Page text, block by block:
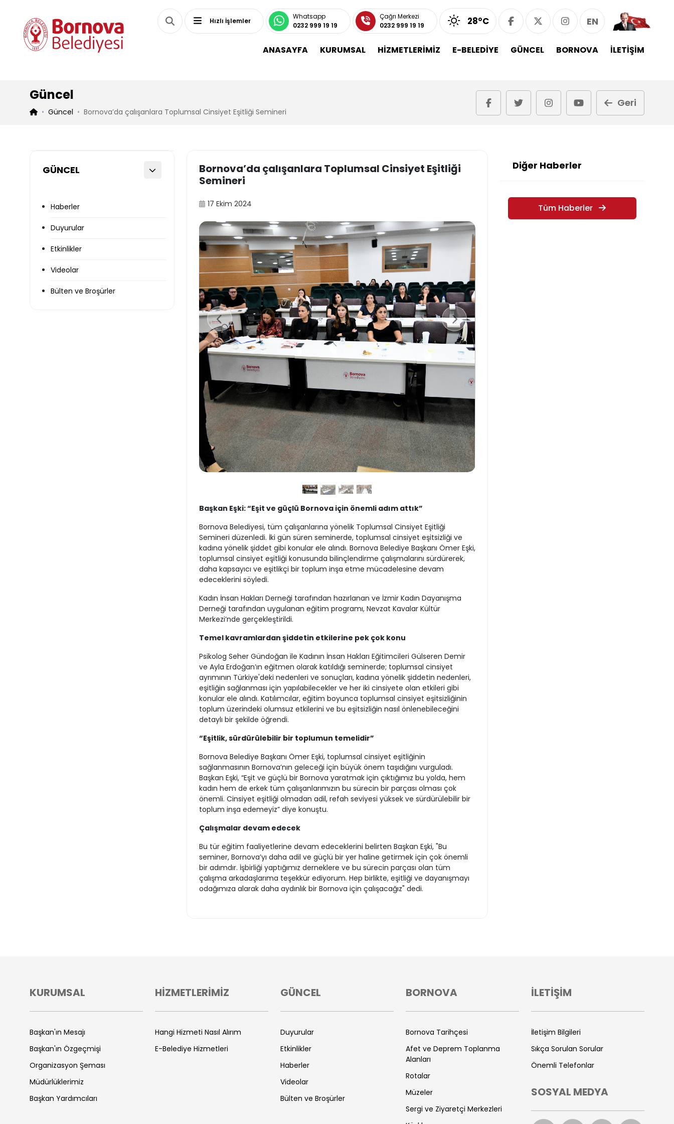
Hızlı İşlemler
Whatsapp
0232 999 19 19
Çağrı Merkezi
0232 999 19 19
28°C EN
ANASAYFA KURUMSAL HİZMETLERİMİZ E-BELEDİYE GÜNCEL BORNOVA İLETİŞİM
Güncel
Güncel Bornova’da çalışanlara Toplumsal Cinsiyet Eşitliği Semineri
Geri
GÜNCEL
Haberler
Duyurular
Etkinlikler
Videolar
Bülten ve Broşürler
Bornova’da çalışanlara Toplumsal Cinsiyet Eşitliği
Semineri
17 Ekim 2024
Başkan Eşki: “Eşit ve güçlü Bornova için önemli adım attık”
Bornova Belediyesi, tüm çalışanlarına yönelik Toplumsal Cinsiyet Eşitliği
Semineri düzenledi. İki gün süren seminerde, toplumsal cinsiyet eşitsizliği ve
kadına yönelik şiddet gibi konular ele alındı. Bornova Belediye Başkanı Ömer Eşki,
toplumsal cinsiyet eşitliği konusunda bilinçlendirme çalışmalarını sürdürerek,
daha kapsayıcı ve eşitlikçi bir toplum inşa etme mücadelesine devam
edeceklerini söyledi.
Kadın İnsan Hakları Derneği tarafından hazırlanan ve İzmir Kadın Dayanışma
Derneği tarafından uygulanan eğitim programı, Nevzat Kavalar Kültür
Merkezi’nde gerçekleştirildi.
Temel kavramlardan şiddetin etkilerine pek çok konu
Psikolog Seher Gündoğan ile Kadının İnsan Hakları Eğitimcileri Gülseren Demir
ve Ayla Erdoğan’ın eğitmen olarak katıldığı seminerde; toplumsal cinsiyet
ayrımının Türkiye'deki nedenleri ve sonuçları, kadına yönelik şiddetin nedenleri,
eşitliğin sağlanması için yapılabilecekler ve her iki cinsiyete olan etkileri gibi
konular ele alındı. Katılımcılar, eğitim boyunca toplumsal cinsiyet eşitsizliğinin
toplum üzerindeki olumsuz etkilerini ve bu eşitsizliğin nasıl önlenebileceğini
detaylı bir şekilde öğrendi.
“Eşitlik, sürdürülebilir bir toplumun temelidir”
Bornova Belediye Başkanı Ömer Eşki, toplumsal cinsiyet eşitliğinin
sağlanmasının Bornova’nın geleceği için büyük önem taşıdığını vurguladı.
Başkan Eşki, “Eşit ve güçlü bir Bornova yaratmak için çıktığımız bu yolda, hem
kadın hem de erkek tüm çalışanlarımızın bu sürecin bir parçası olması çok
önemli. Cinsiyet eşitliği olmadan adil, refah seviyesi yüksek ve sürdürülebilir bir
toplum inşa edemeyiz” diye konuştu.
Çalışmalar devam edecek
Bu tür eğitim faaliyetlerine devam edeceklerini belirten Başkan Eşki, "Bu
seminer, Bornova’yı daha adil ve güçlü bir yer haline getirmek için çok önemli
bir adımdır. İşbirliği yaptığımız derneklere ve bu sürecin parçası olan tüm
çalışma arkadaşlarıma teşekkür ediyorum. Hep birlikte, eşitliği ve dayanışmayı
odağımıza alarak daha aydınlık bir Bornova için çalışacağız" dedi.
Diğer Haberler
Tüm Haberler
KURUMSAL
Başkan'ın Mesajı
Başkan'ın Özgeçmişi
Organizasyon Şeması
Müdürlüklerimiz
Başkan Yardımcıları
HİZMETLERİMİZ
Hangi Hizmeti Nasıl Alırım
E-Belediye Hizmetleri
GÜNCEL
Duyurular
Etkinlikler
Haberler
Videolar
Bülten ve Broşürler
BORNOVA
Bornova Tarihçesi
Afet ve Deprem Toplanma
Alanları
Rotalar
Müzeler
Sergi ve Ziyaretçi Merkezleri
İLETİŞİM
İletişim Bilgileri
Sıkça Sorulan Sorular
Önemli Telefonlar
SOSYAL MEDYA